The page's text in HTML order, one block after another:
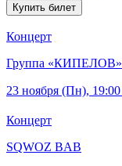
Концерт
Группа «КИПЕЛОВ»
23 ноября (Пн), 19:00
Концерт
SQWOZ BAB